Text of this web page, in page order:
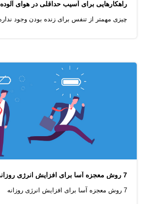
راهکارهایی برای آسیب حداقلی در هوای آلوده
7 روش معجزه آسا برای افزایش انرژی روزانه
7 روش معجزه آسا برای افزایش انرژی روزانه